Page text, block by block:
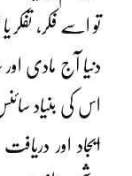
تو اسے فکر، تفکر
دنیا آج مادی
اس کی بنیاد
ایجاد اور